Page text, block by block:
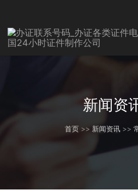
新闻资
首页 >> 新闻资讯 >>